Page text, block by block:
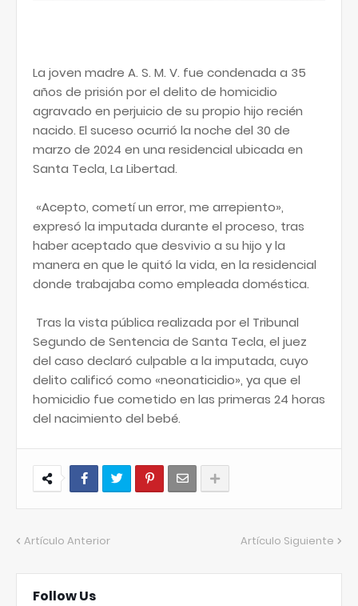
La joven madre A. S. M. V. fue condenada a 35
años de prisión por el delito de homicidio
agravado en perjuicio de su propio hijo recién
nacido. El suceso ocurrió la noche del 30 de
marzo de 2024 en una residencial ubicada en
Santa Tecla, La Libertad.
«Acepto, cometí un error, me arrepiento»,
expresó la imputada durante el proceso, tras
haber aceptado que desvivio a su hijo y la
manera en que le quitó la vida, en la residencial
donde trabajaba como empleada doméstica.
Tras la vista pública realizada por el Tribunal
Segundo de Sentencia de Santa Tecla, el juez
del caso declaró culpable a la imputada, cuyo
delito calificó como «neonaticidio», ya que el
homicidio fue cometido en las primeras 24 horas
del nacimiento del bebé.
Artículo Anterior Artículo Siguiente
Follow Us